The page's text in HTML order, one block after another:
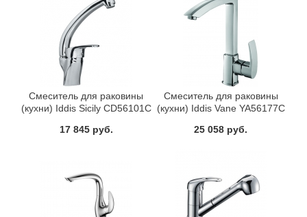
Смеситель для раковины
(кухни) Iddis Sicily CD56101C
17 845 руб.
Смеситель для раковины
(кухни) Iddis Vane YA56177C
25 058 руб.